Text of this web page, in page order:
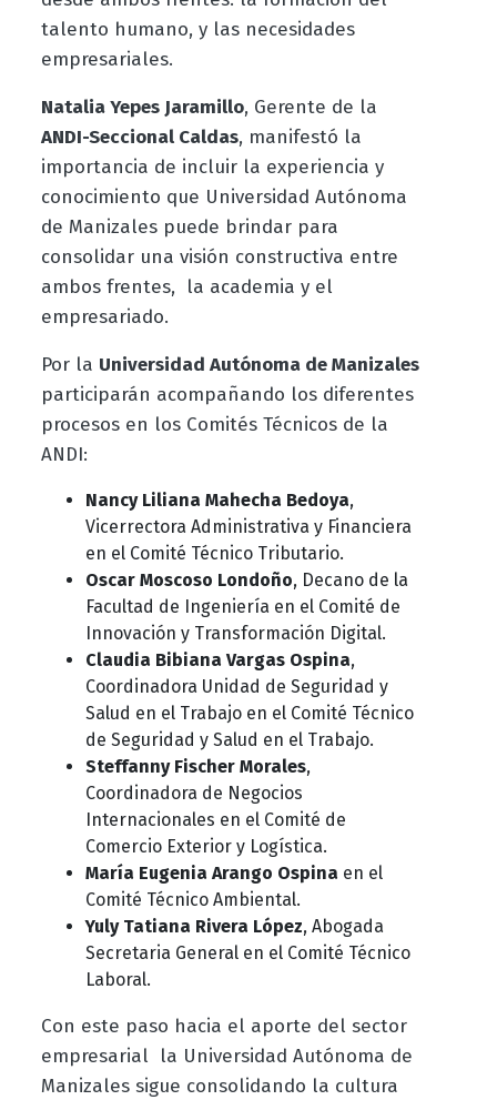
talento humano, y las necesidades
empresariales.
Natalia Yepes Jaramillo, Gerente de la
ANDI-Seccional Caldas, manifestó la
importancia de incluir la experiencia y
conocimiento que Universidad Autónoma
de Manizales puede brindar para
consolidar una visión constructiva entre
ambos frentes, la academia y el
empresariado.
Por la Universidad Autónoma de Manizales
participarán acompañando los diferentes
procesos en los Comités Técnicos de la
ANDI:
Nancy Liliana Mahecha Bedoya,
Vicerrectora Administrativa y Financiera
en el Comité Técnico Tributario.
Oscar Moscoso Londoño, Decano de la
Facultad de Ingeniería en el Comité de
Innovación y Transformación Digital.
Claudia Bibiana Vargas Ospina,
Coordinadora Unidad de Seguridad y
Salud en el Trabajo en el Comité Técnico
de Seguridad y Salud en el Trabajo.
Steffanny Fischer Morales,
Coordinadora de Negocios
Internacionales en el Comité de
Comercio Exterior y Logística.
María Eugenia Arango Ospina en el
Comité Técnico Ambiental.
Yuly Tatiana Rivera López, Abogada
Secretaria General en el Comité Técnico
Laboral.
Con este paso hacia el aporte del sector
empresarial la Universidad Autónoma de
Manizales sigue consolidando la cultura